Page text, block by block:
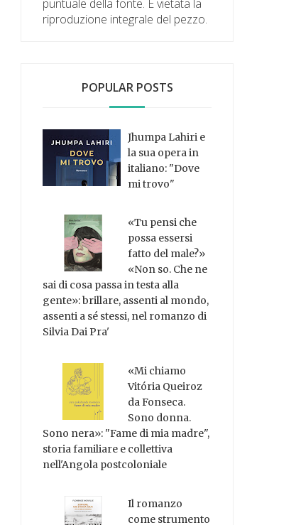
puntuale della fonte. È vietata la
riproduzione integrale del pezzo.
POPULAR POSTS
Jhumpa Lahiri e
la sua opera in
italiano: "Dove
mi trovo"
«Tu pensi che
possa essersi
fatto del male?»
«Non so. Che ne
sai di cosa passa in testa alla
gente»: brillare, assenti al mondo,
assenti a sé stessi, nel romanzo di
Silvia Dai Pra'
«Mi chiamo
Vitória Queiroz
da Fonseca.
Sono donna.
Sono nera»: "Fame di mia madre",
storia familiare e collettiva
nell'Angola postcoloniale
Il romanzo
come strumento